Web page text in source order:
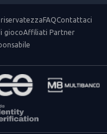
riservatezza FAQContattaci
giocoAffiliati Partner